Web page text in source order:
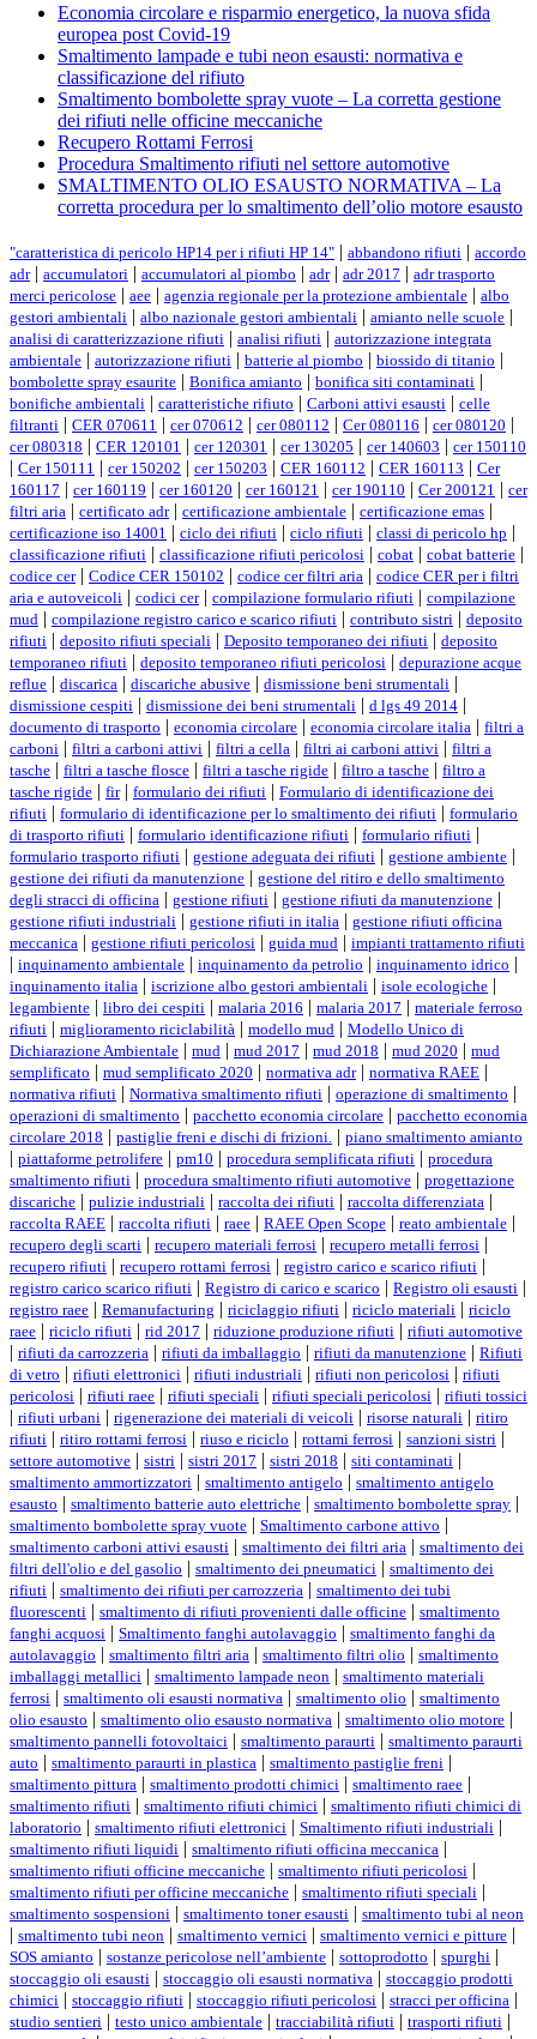
Economia circolare e risparmio energetico, la nuova sfida
europea post Covid-19
Smaltimento lampade e tubi neon esausti: normativa e
classificazione del rifiuto
Smaltimento bombolette spray vuote – La corretta gestione
dei rifiuti nelle officine meccaniche
Recupero Rottami Ferrosi
Procedura Smaltimento rifiuti nel settore automotive
SMALTIMENTO OLIO ESAUSTO NORMATIVA – La
corretta procedura per lo smaltimento dell’olio motore esausto
Tags
"caratteristica di pericolo HP14 per i rifiuti HP 14" | abbandono rifiuti | accordo
adr| accumulatori | accumulatori al piombo | adr| adr 2017 | adr trasporto
merci pericolose | aee | agenzia regionale per la protezione ambientale | albo
gestori ambientali | albo nazionale gestori ambientali | amianto nelle scuole |
analisi di caratterizzazione rifiuti | analisi rifiuti | autorizzazione integrata
ambientale | autorizzazione rifiuti | batterie al piombo | biossido di titanio |
bombolette spray esaurite | Bonifica amianto | bonifica siti contaminati |
bonifiche ambientali | caratteristiche rifiuto | Carboni attivi esausti | celle
filtranti | CER 070611 | cer 070612 | cer 080112 | Cer 080116 | cer 080120 |
cer 080318 | CER 120101 | cer 120301 | cer 130205 | cer 140603 | cer 150110
| Cer 150111 | cer 150202 | cer 150203 | CER 160112 | CER 160113 | Cer
160117 | cer 160119 | cer 160120 | cer 160121 | cer 190110 | Cer 200121 | cer
filtri aria | certificato adr| certificazione ambientale | certificazione emas |
certificazione iso 14001 | ciclo dei rifiuti | ciclo rifiuti | classi di pericolo hp |
classificazione rifiuti | classificazione rifiuti pericolosi | cobat | cobat batterie |
codice cer| Codice CER 150102 | codice cer filtri aria | codice CER per i filtri
aria e autoveicoli | codici cer| compilazione formulario rifiuti | compilazione
mud | compilazione registro carico e scarico rifiuti | contributo sistri | deposito
rifiuti | deposito rifiuti speciali | Deposito temporaneo dei rifiuti | deposito
temporaneo rifiuti | deposito temporaneo rifiuti pericolosi | depurazione acque
reflue | discarica | discariche abusive | dismissione beni strumentali |
dismissione cespiti | dismissione dei beni strumentali | d lgs 49 2014 |
documento di trasporto | economia circolare | economia circolare italia | filtri a
carboni | filtri a carboni attivi | filtri a cella | filtri ai carboni attivi | filtri a
tasche | filtri a tasche flosce | filtri a tasche rigide | filtro a tasche | filtro a
tasche rigide | fir| formulario dei rifiuti | Formulario di identificazione dei
rifiuti | formulario di identificazione per lo smaltimento dei rifiuti | formulario
di trasporto rifiuti | formulario identificazione rifiuti | formulario rifiuti |
formulario trasporto rifiuti | gestione adeguata dei rifiuti | gestione ambiente |
gestione dei rifiuti da manutenzione | gestione del ritiro e dello smaltimento
degli stracci di officina | gestione rifiuti | gestione rifiuti da manutenzione |
gestione rifiuti industriali | gestione rifiuti in italia | gestione rifiuti officina
meccanica | gestione rifiuti pericolosi | guida mud | impianti trattamento rifiuti
| inquinamento ambientale | inquinamento da petrolio | inquinamento idrico |
inquinamento italia | iscrizione albo gestori ambientali | isole ecologiche |
legambiente | libro dei cespiti | malaria 2016 | malaria 2017 | materiale ferroso
rifiuti | miglioramento riciclabilità | modello mud | Modello Unico di
Dichiarazione Ambientale | mud | mud 2017 | mud 2018 | mud 2020 | mud
semplificato | mud semplificato 2020 | normativa adr| normativa RAEE |
normativa rifiuti | Normativa smaltimento rifiuti | operazione di smaltimento |
operazioni di smaltimento | pacchetto economia circolare | pacchetto economia
circolare 2018 | pastiglie freni e dischi di frizioni. | piano smaltimento amianto
| piattaforme petrolifere | pm10 | procedura semplificata rifiuti | procedura
smaltimento rifiuti | procedura smaltimento rifiuti automotive | progettazione
discariche | pulizie industriali | raccolta dei rifiuti | raccolta differenziata |
raccolta RAEE | raccolta rifiuti | raee | RAEE Open Scope | reato ambientale |
recupero degli scarti | recupero materiali ferrosi | recupero metalli ferrosi |
recupero rifiuti | recupero rottami ferrosi | registro carico e scarico rifiuti |
registro carico scarico rifiuti | Registro di carico e scarico | Registro oli esausti |
registro raee | Remanufacturing | riciclaggio rifiuti | riciclo materiali | riciclo
raee | riciclo rifiuti | rid 2017 | riduzione produzione rifiuti | rifiuti automotive
| rifiuti da carrozzeria | rifiuti da imballaggio | rifiuti da manutenzione | Rifiuti
di vetro | rifiuti elettronici | rifiuti industriali | rifiuti non pericolosi | rifiuti
pericolosi | rifiuti raee | rifiuti speciali | rifiuti speciali pericolosi | rifiuti tossici
| rifiuti urbani | rigenerazione dei materiali di veicoli | risorse naturali | ritiro
rifiuti | ritiro rottami ferrosi | riuso e riciclo | rottami ferrosi | sanzioni sistri |
settore automotive | sistri | sistri 2017 | sistri 2018 | siti contaminati |
smaltimento ammortizzatori | smaltimento antigelo | smaltimento antigelo
esausto | smaltimento batterie auto elettriche | smaltimento bombolette spray |
smaltimento bombolette spray vuote | Smaltimento carbone attivo |
smaltimento carboni attivi esausti | smaltimento dei filtri aria | smaltimento dei
filtri dell'olio e del gasolio | smaltimento dei pneumatici | smaltimento dei
rifiuti | smaltimento dei rifiuti per carrozzeria | smaltimento dei tubi
fluorescenti | smaltimento di rifiuti provenienti dalle officine | smaltimento
fanghi acquosi | Smaltimento fanghi autolavaggio | smaltimento fanghi da
autolavaggio | smaltimento filtri aria | smaltimento filtri olio | smaltimento
imballaggi metallici | smaltimento lampade neon | smaltimento materiali
ferrosi | smaltimento oli esausti normativa | smaltimento olio | smaltimento
olio esausto | smaltimento olio esausto normativa | smaltimento olio motore |
smaltimento pannelli fotovoltaici | smaltimento paraurti | smaltimento paraurti
auto | smaltimento paraurti in plastica | smaltimento pastiglie freni |
smaltimento pittura | smaltimento prodotti chimici | smaltimento raee |
smaltimento rifiuti | smaltimento rifiuti chimici | smaltimento rifiuti chimici di
laboratorio | smaltimento rifiuti elettronici | Smaltimento rifiuti industriali |
smaltimento rifiuti liquidi | smaltimento rifiuti officina meccanica |
smaltimento rifiuti officine meccaniche | smaltimento rifiuti pericolosi |
smaltimento rifiuti per officine meccaniche | smaltimento rifiuti speciali |
smaltimento sospensioni | smaltimento toner esausti | smaltimento tubi al neon
| smaltimento tubi neon | smaltimento vernici | smaltimento vernici e pitture |
SOS amianto | sostanze pericolose nell’ambiente | sottoprodotto | spurghi |
stoccaggio oli esausti | stoccaggio oli esausti normativa | stoccaggio prodotti
chimici | stoccaggio rifiuti | stoccaggio rifiuti pericolosi | stracci per officina |
studio sentieri | testo unico ambientale | tracciabilità rifiuti | trasporti rifiuti |